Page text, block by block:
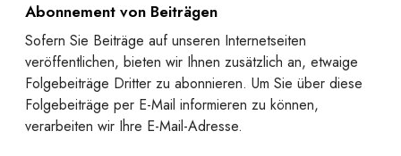
Abonnement von Beiträgen
Sofern Sie Beiträge auf unseren Internetseiten
veröffentlichen, bieten wir Ihnen zusätzlich an, etwaige
Folgebeiträge Dritter zu abonnieren. Um Sie über diese
Folgebeiträge per E-Mail informieren zu können,
verarbeiten wir Ihre E-Mail-Adresse.